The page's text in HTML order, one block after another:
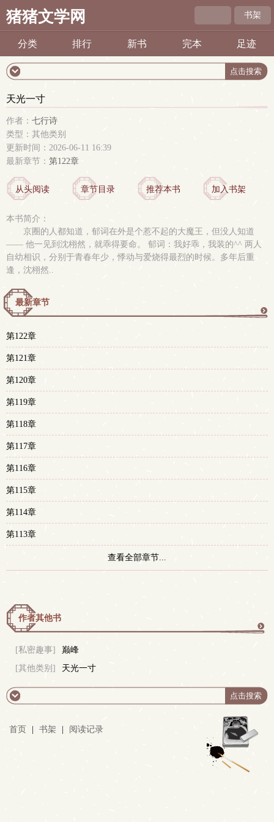
猪猪文学网 书架
分类 排行 新书 完本 足迹
天光一寸
作者： 七行诗
类型：其他类别
更新时间：2026-06-11 16:39
最新章节： 第122章
从头阅读 章节目录 推荐本书 加入书架
本书简介：
京圈的人都知道，郁词在外是个惹不起的大魔王，但没人知道
—— 他一见到沈栩然，就乖得要命。 郁词：我好乖，我装的^^ 两人
自幼相识，分别于青春年少，悸动与爱烧得最烈的时候。多年后重
逢，沈栩然..
最新章节
第122章
第121章
第120章
第119章
第118章
第117章
第116章
第115章
第114章
第113章
查看全部章节...
作者其他书
[私密趣事]
巅峰
[其他类别]
天光一寸
首页 书架 阅读记录